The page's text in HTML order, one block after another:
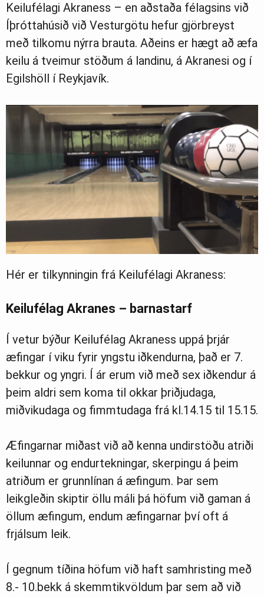
Keilufélagi Akraness – en aðstaða félagsins við
Íþróttahúsið við Vesturgötu hefur gjörbreyst
með tilkomu nýrra brauta. Aðeins er hægt að æfa
keilu á tveimur stöðum á landinu, á Akranesi og í
Egilshöll í Reykjavík.
Hér er tilkynningin frá Keilufélagi Akraness:
Keilufélag Akranes – barnastarf
Í vetur býður Keilufélag Akraness uppá þrjár
æfingar í viku fyrir yngstu iðkendurna, það er 7.
bekkur og yngri. Í ár erum við með sex iðkendur á
þeim aldri sem koma til okkar þriðjudaga,
miðvikudaga og fimmtudaga frá kl.14.15 til 15.15.
Æfingarnar miðast við að kenna undirstöðu atriði
keilunnar og endurtekningar, skerpingu á þeim
atriðum er grunnlínan á æfingum. Þar sem
leikgleðin skiptir öllu máli þá höfum við gaman á
öllum æfingum, endum æfingarnar því oft á
frjálsum leik.
Í gegnum tíðina höfum við haft samhristing með
8.- 10.bekk á skemmtikvöldum þar sem að við